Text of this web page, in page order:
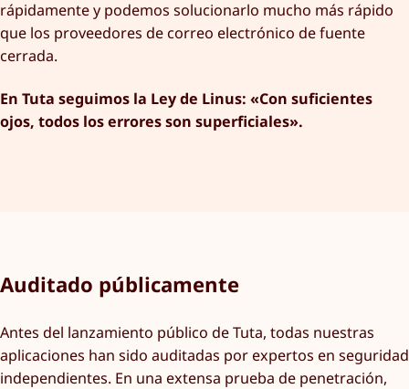
rápidamente y podemos solucionarlo mucho más rápido
que los proveedores de correo electrónico de fuente
cerrada.
En Tuta seguimos la Ley de Linus: «Con suficientes
ojos, todos los errores son superficiales».
Auditado públicamente
Antes del lanzamiento público de Tuta, todas nuestras
aplicaciones han sido auditadas por expertos en seguridad
independientes. En una extensa prueba de penetración,